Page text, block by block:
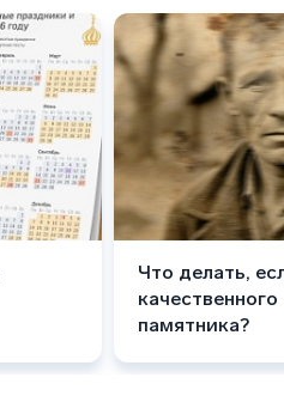
Что делать,
памятника?